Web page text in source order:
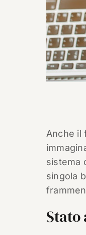
Anche il
sistema
singola
Stato